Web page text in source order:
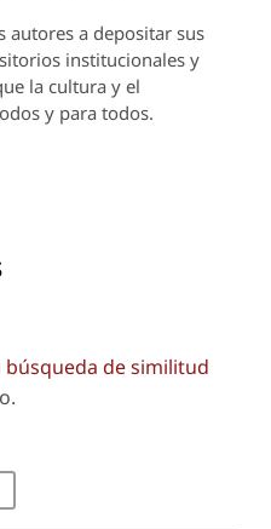
autores a depositar sus
institucionales y
la cultura y el
y para todos.
de similitud